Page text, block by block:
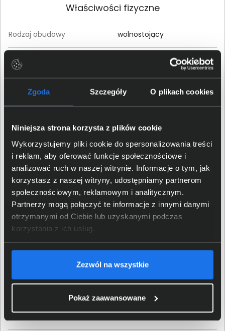
Zgoda Szczegóły O plikach cookies
Niniejsza strona korzysta z plików cookie
Wykorzystujemy pliki cookie do spersonalizowania treści
i reklam, aby oferować funkcje społecznościowe i
analizować ruch w naszej witrynie. Informacje o tym, jak
korzystasz z naszej witryny, udostępniamy partnerom
społecznościowym, reklamowym i analitycznym.
Partnerzy mogą połączyć te informacje z innymi danymi
otrzymanymi od Ciebie lub uzyskanymi podczas
korzystania z ich usług.
Zezwól na wszystkie
Pokaż zaawansowane
Właściwości fizyczne
Rodzaj obudowy wolnostojący
Materiał wykonania
obudowy
Tworzywa sztuczne
Kolor obudowy Czarny
Szerokość (mm) 140
Głębokość (mm) 88
Zasilacz Zewnętrzny
Kod producenta (MPN) TL-SG1005D
Szczegóły dotyczące zgodności produktu z
przepisami
Dane producenta
TP-LINK POLSKA Sp. z.o.o.;
Ożarowska 40/42, 05-850
link.com